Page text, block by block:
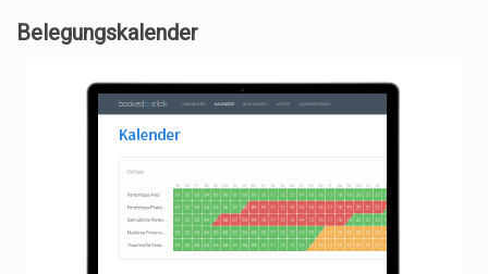
Belegungskalender